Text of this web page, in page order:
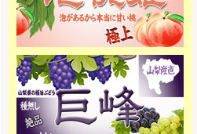
2015年10月31日 ラ・フランス専
門通販をオープンしました。高級
ラ・フランスを山形県より産地直
送でご家庭へお届け致します。
[2015年10月10日 ]
2016年4月1日より山梨県産、絶品
種無し巨峰の専門通販 ぶどう巨峰
専門通販をオープンします！大玉
の巨峰・ピオーネ・シャインマス
カットを産地直送でご家庭へお届